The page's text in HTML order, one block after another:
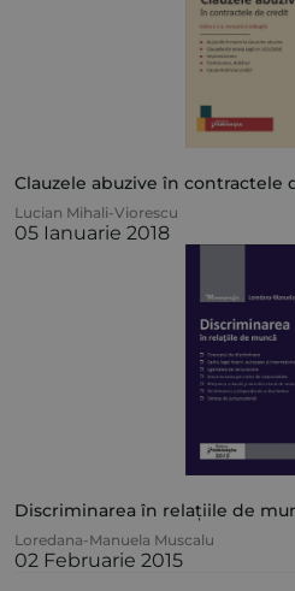
Clauzele abuzive în contractele
Lucian Mihali-Viorescu
05 Ianuarie 2018
Discriminarea în relațiile de
Loredana-Manuela Muscalu
02 Februarie 2015